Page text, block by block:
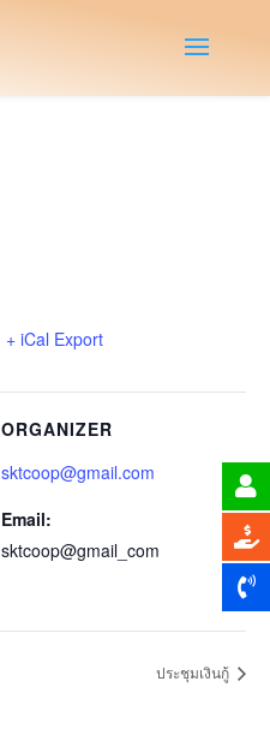
+ iCal Export
ORGANIZER
sktcoop@gmail.com
Email:
sktcoop@gmail_com
ประชุมเงินกู้